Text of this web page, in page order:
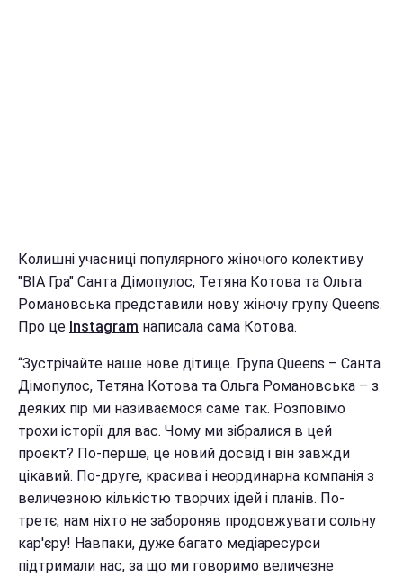
Колишні учасниці популярного жіночого колективу
"ВІА Гра" Санта Дімопулос, Тетяна Котова та Ольга
Романовська представили нову жіночу групу Queens.
Про це Instagram написала сама Котова.
“Зустрічайте наше нове дітище. Група Queens – Санта
Дімопулос, Тетяна Котова та Ольга Романовська – з
деяких пір ми називаємося саме так. Розповімо
трохи історії для вас. Чому ми зібралися в цей
проект? По-перше, це новий досвід і він завжди
цікавий. По-друге, красива і неординарна компанія з
величезною кількістю творчих ідей і планів. По-
третє, нам ніхто не забороняв продовжувати сольну
кар'єру! Навпаки, дуже багато медіаресурси
підтримали нас, за що ми говоримо величезне